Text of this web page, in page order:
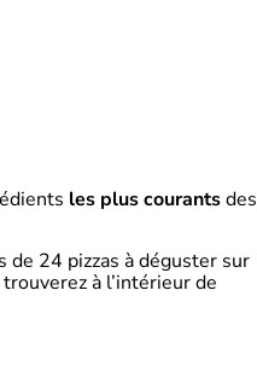
les plus courantsdes
24 pizzas à déguster sur
trouverez à l’intérieur de